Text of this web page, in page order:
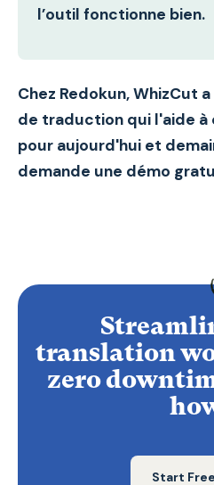
l’outil fonctionne bien.
Chez Redokun, WhizCut
de traduction qui l'aide à
pour aujourd'hui et
demande une démo
translation
zero
Start